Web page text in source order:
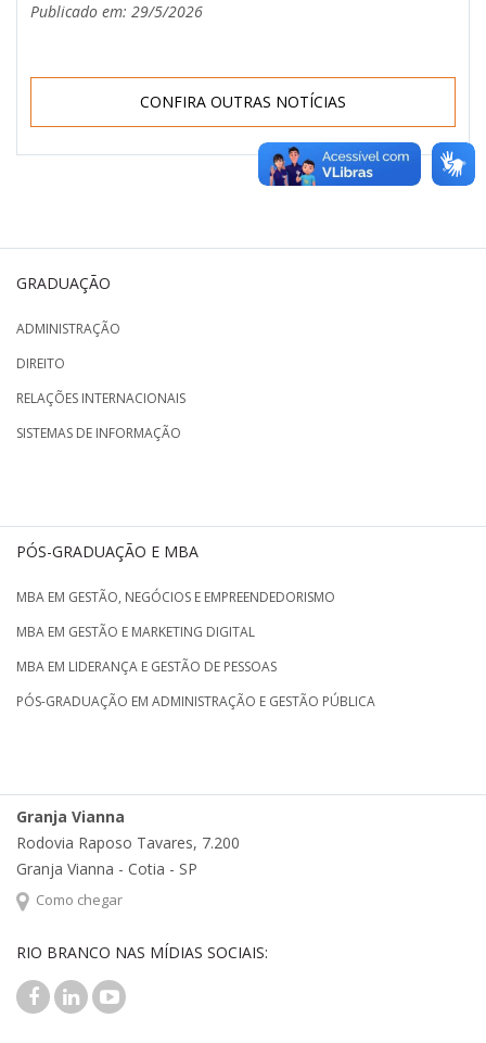
Publicado em: 29/5/2026
CONFIRA OUTRAS NOTÍCIAS
GRADUAÇÃO
ADMINISTRAÇÃO
DIREITO
RELAÇÕES INTERNACIONAIS
SISTEMAS DE INFORMAÇÃO
PÓS-GRADUAÇÃO E MBA
MBA EM GESTÃO, NEGÓCIOS E EMPREENDEDORISMO
MBA EM GESTÃO E MARKETING DIGITAL
MBA EM LIDERANÇA E GESTÃO DE PESSOAS
PÓS-GRADUAÇÃO EM ADMINISTRAÇÃO E GESTÃO PÚBLICA
Granja Vianna
Rodovia Raposo Tavares, 7.200
Granja Vianna - Cotia - SP
Como chegar
RIO BRANCO NAS MÍDIAS SOCIAIS: